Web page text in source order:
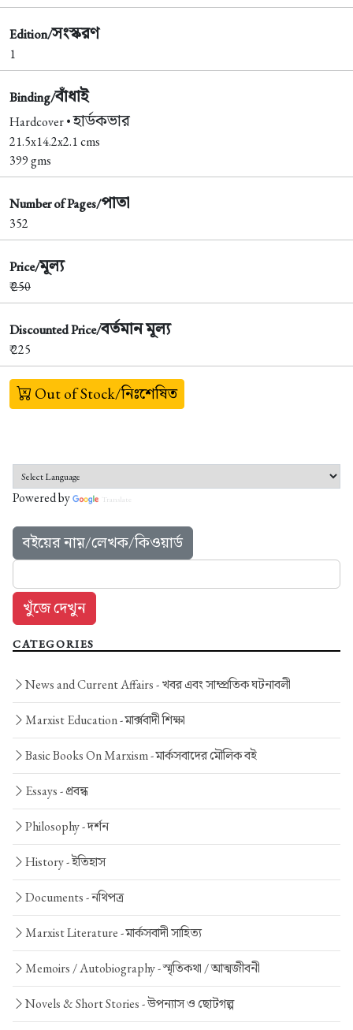
Edition/সংস্করণ
1
Binding/বাঁধাই
Hardcover •হার্ডকভার
21.5x14.2x2.1 cms
399 gms
Number of Pages/পাতা
352
Price/মূল্য
₹250
Discounted Price/বর্তমান মূল্য
₹ 225
Out of Stock/নিঃশেষিত
Powered by Translate
বইয়ের নাম়/লেখক/কিওয়ার্ড
CATEGORIES
News and Current Affairs -খবর এবং সাম্প্রতিক ঘটনাবলী
Marxist Education -মার্ক্সবাদী শিক্ষা
Basic Books On Marxism -মার্কসবাদের মৌলিক বই
Essays -প্রবন্ধ
Philosophy -দর্শন
History -ইতিহাস
Documents -নথিপত্র
Marxist Literature -মার্কসবাদী সাহিত্য
Memoirs / Autobiography -স্মৃতিকথা / আত্মজীবনী
Novels & Short Stories -উপন্যাস ও ছোটগল্প